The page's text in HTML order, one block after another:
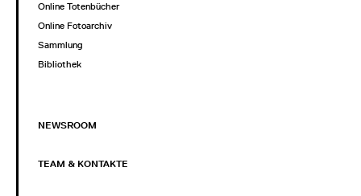
Online Totenbücher
Online Fotoarchiv
Sammlung
Bibliothek
NEWSROOM
TEAM & KONTAKTE